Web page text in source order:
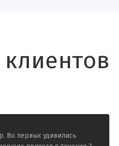
Во первых удивились